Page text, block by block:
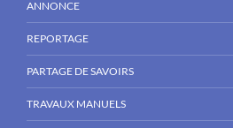
ANNONCE
REPORTAGE
PARTAGE DE SAVOIRS
TRAVAUX MANUELS